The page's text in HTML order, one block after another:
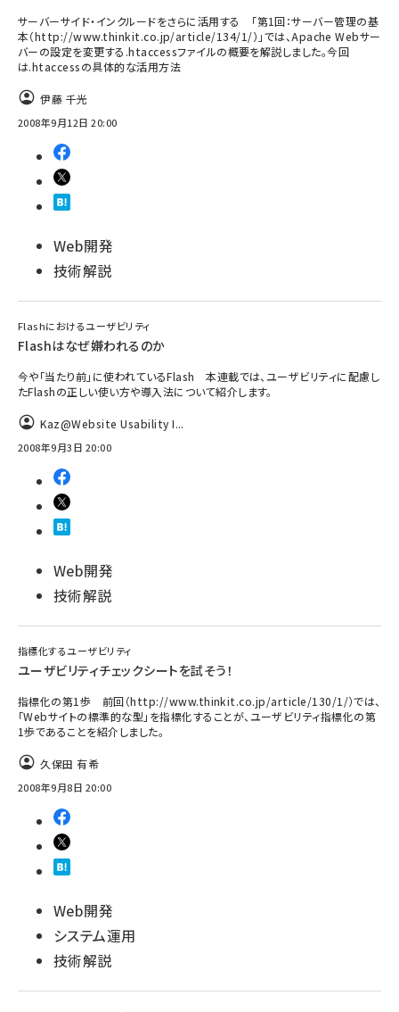
サーバーサイド・インクルードをさらに活用する 「第1回：サーバー管理の基
本（http://www.thinkit.co.jp/article/134/1/）」では、Apache Webサー
バーの設定を変更する.htaccessファイルの概要を解説しました。今回
は.htaccessの具体的な活用方法
伊藤 千光
2008年9月12日 20:00
Web開発
技術解説
Flashにおけるユーザビリティ
Flashはなぜ嫌われるのか
今や「当たり前」に使われているFlash 本連載では、ユーザビリティに配慮し
たFlashの正しい使い方や導入法について紹介します。
Kaz@Website Usability I...
2008年9月3日 20:00
Web開発
技術解説
指標化するユーザビリティ
ユーザビリティチェックシートを試そう！
指標化の第1歩 前回（http://www.thinkit.co.jp/article/130/1/）では、
「Webサイトの標準的な型」を指標化することが、ユーザビリティ指標化の第
1歩であることを紹介しました。
久保田 有希
2008年9月8日 20:00
Web開発
システム運用
技術解説